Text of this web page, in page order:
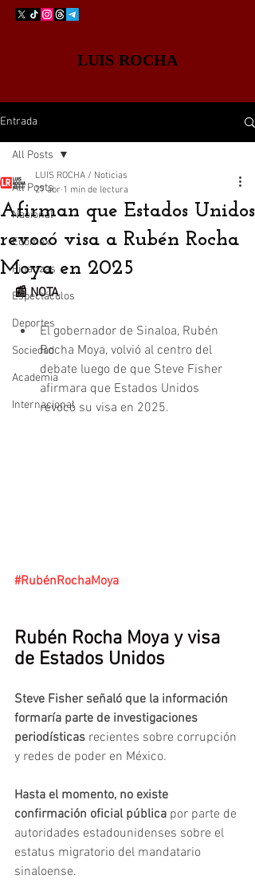
LUIS ROCHA
Entrada
All Posts
Nacional
Edomex
Finanzas
Espectáculos
Deportes
Sociedad
Academia
Internacional
All Posts
Afirman que Estados Unidos
revocó visa a Rubén Rocha
Moya en 2025
LUIS ROCHA / Noticias
27 abr 1 min de lectura
📰 NOTA
El gobernador de Sinaloa, Rubén
Rocha Moya, volvió al centro del
debate luego de que Steve Fisher
afirmara que Estados Unidos
revocó su visa en 2025.
#RubénRochaMoya
Rubén Rocha Moya y visa
de Estados Unidos
Steve Fisher señaló que la información
formaría parte de investigaciones
periodísticas recientes sobre corrupción
y redes de poder en México.
Hasta el momento, no existe
confirmación oficial pública por parte de
autoridades estadounidenses sobre el
estatus migratorio del mandatario
sinaloense.